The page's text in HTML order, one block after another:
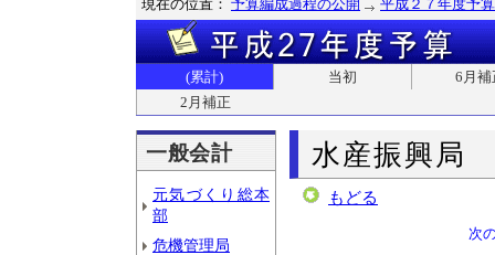
現在の位置： 予算編成過程の公開 平成２７年度予算
(累計) 当初
6月補
2月補正
一般会計
元気づくり総本
部
危機管理局
水産振興局
もどる
次